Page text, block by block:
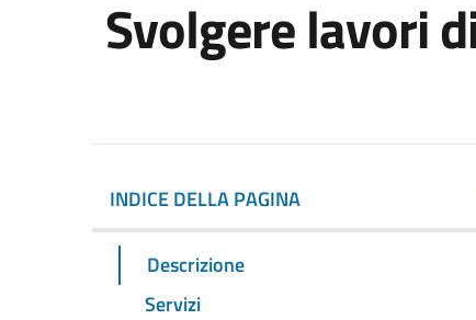
Svolgere lavori
INDICE DELLA PAGINA
Descrizione
Servizi